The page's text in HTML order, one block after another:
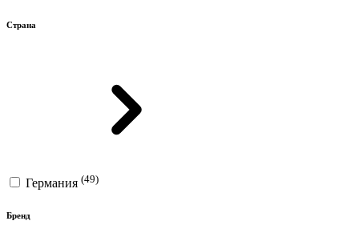
Страна
Германия (49)
Бренд